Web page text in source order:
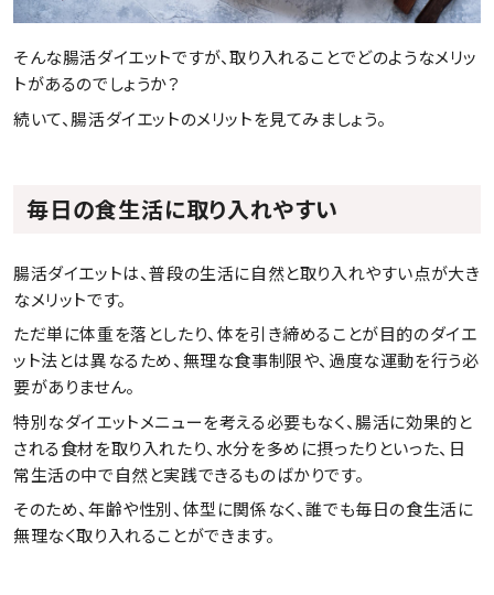
そんな腸活ダイエットですが、取り入れることでどのようなメリッ
トがあるのでしょうか？
続いて、腸活ダイエットのメリットを見てみましょう。
毎日の食生活に取り入れやすい
腸活ダイエットは、普段の生活に自然と取り入れやすい点が大き
なメリットです。
ただ単に体重を落としたり、体を引き締めることが目的のダイエ
ット法とは異なるため、無理な食事制限や、過度な運動を行う必
要がありません。
特別なダイエットメニューを考える必要もなく、腸活に効果的と
される食材を取り入れたり、水分を多めに摂ったりといった、日
常生活の中で自然と実践できるものばかりです。
そのため、年齢や性別、体型に関係なく、誰でも毎日の食生活に
無理なく取り入れることができます。